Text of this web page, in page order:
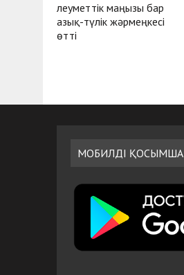
Әлеуметтік маңызы бар
азық-түлік жәрмеңкесі
өтті
МОБИЛДІ ҚОСЫМША